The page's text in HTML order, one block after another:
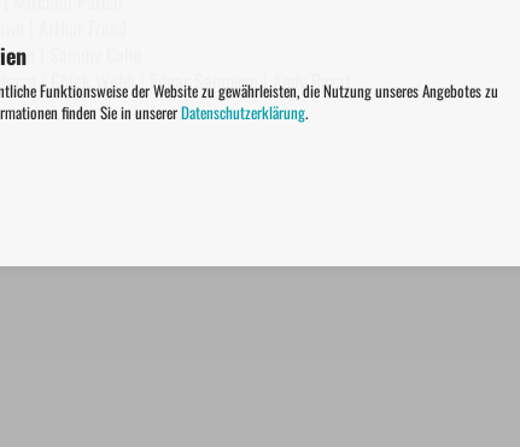
Funktionsweise der Website zu gewährleisten, die Nutzung unseres Angebotes zu
finden Sie in unsererDatenschutzerklärung.
| Sammy Cahn
| Chick Webb | Edgar Sampson | Andy Razaf